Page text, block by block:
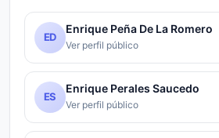
ED
Enrique Peña De La Romero
Ver perfil público
ES
Enrique Perales Saucedo
Ver perfil público